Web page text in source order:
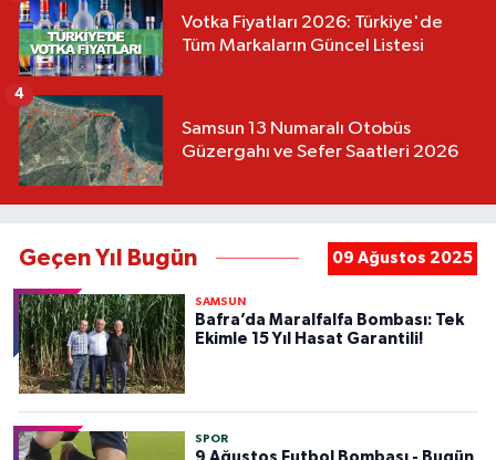
Votka Fiyatları 2026: Türkiye'de
Tüm Markaların Güncel Listesi
Samsun 13 Numaralı Otobüs
Güzergahı ve Sefer Saatleri 2026
4
Geçen Yıl Bugün 09 Ağustos 2025
SAMSUN
Bafra’da Maralfalfa Bombası: Tek
Ekimle 15 Yıl Hasat Garantili!
SPOR